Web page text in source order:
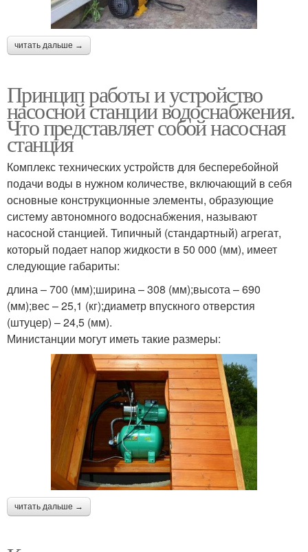
читать дальше →
Принцип работы и устройство
насосной станции водоснабжения.
Что представляет собой насосная
станция
Комплекс технических устройств для бесперебойной
подачи воды в нужном количестве, включающий в себя
основные конструкционные элементы, образующие
систему автономного водоснабжения, называют
насосной станцией. Типичный (стандартный) агрегат,
который подает напор жидкости в 50 000 (мм), имеет
следующие габариты:
длина – 700 (мм);ширина – 308 (мм);высота – 690
(мм);вес – 25,1 (кг);диаметр впускного отверстия
(штуцер) – 24,5 (мм).
Министанции могут иметь такие размеры:
читать дальше →